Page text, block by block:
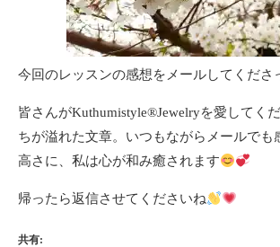
今回のレッスンの感想をメールしてくださ
皆さんがKuthumistyle®️Jewelryを愛してく
ちが溢れた文章。いつもながらメールでも
高さに、私は心が和み癒されます
帰ったら返信させてくださいね
共有: